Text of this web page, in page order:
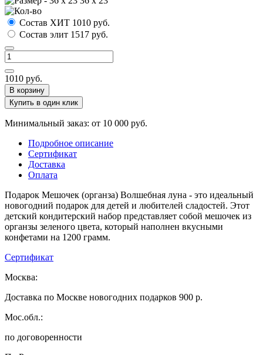
Состав ХИТ 1010 руб.
Состав элит 1517 руб.
1010 руб.
В корзину
Купить в один клик
Минимальный заказ: от 10 000 руб.
Подробное описание
Сертификат
Доставка
Оплата
Подарок Мешочек (органза) Волшебная луна - это идеальный
новогодний подарок для детей и любителей сладостей. Этот
детский кондитерский набор представляет собой мешочек из
органзы зеленого цвета, который наполнен вкусными
конфетами на 1200 грамм.
Сертификат
Москва:
Доставка по Москве новогодних подарков 900 р.
Мос.обл.:
по договоренности